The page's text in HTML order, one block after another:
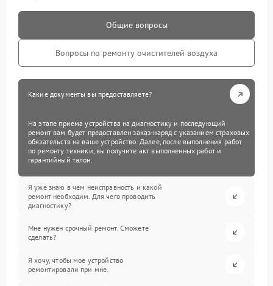
Общие вопросы
Вопросы по ремонту очистителей воздуха
Какие документы вы предоставляете?
На этапе приема устройства на диагностику и последующий
ремонт вам будет предоставлен заказ-наряд с указанием страховых
обязательств на ваше устройство. Далее, после выполнения работ
по ремонту техники, вы получите акт выполненных работ и
гарантийный талон.
Я уже знаю в чем неисправность и какой
ремонт необходим. Для чего проводить
диагностику?
Мне нужен срочный ремонт. Сможете
сделать?
Я хочу, чтобы мое устройство
ремонтировали при мне.